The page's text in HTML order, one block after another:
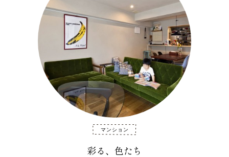
マンション
彩る、色たち